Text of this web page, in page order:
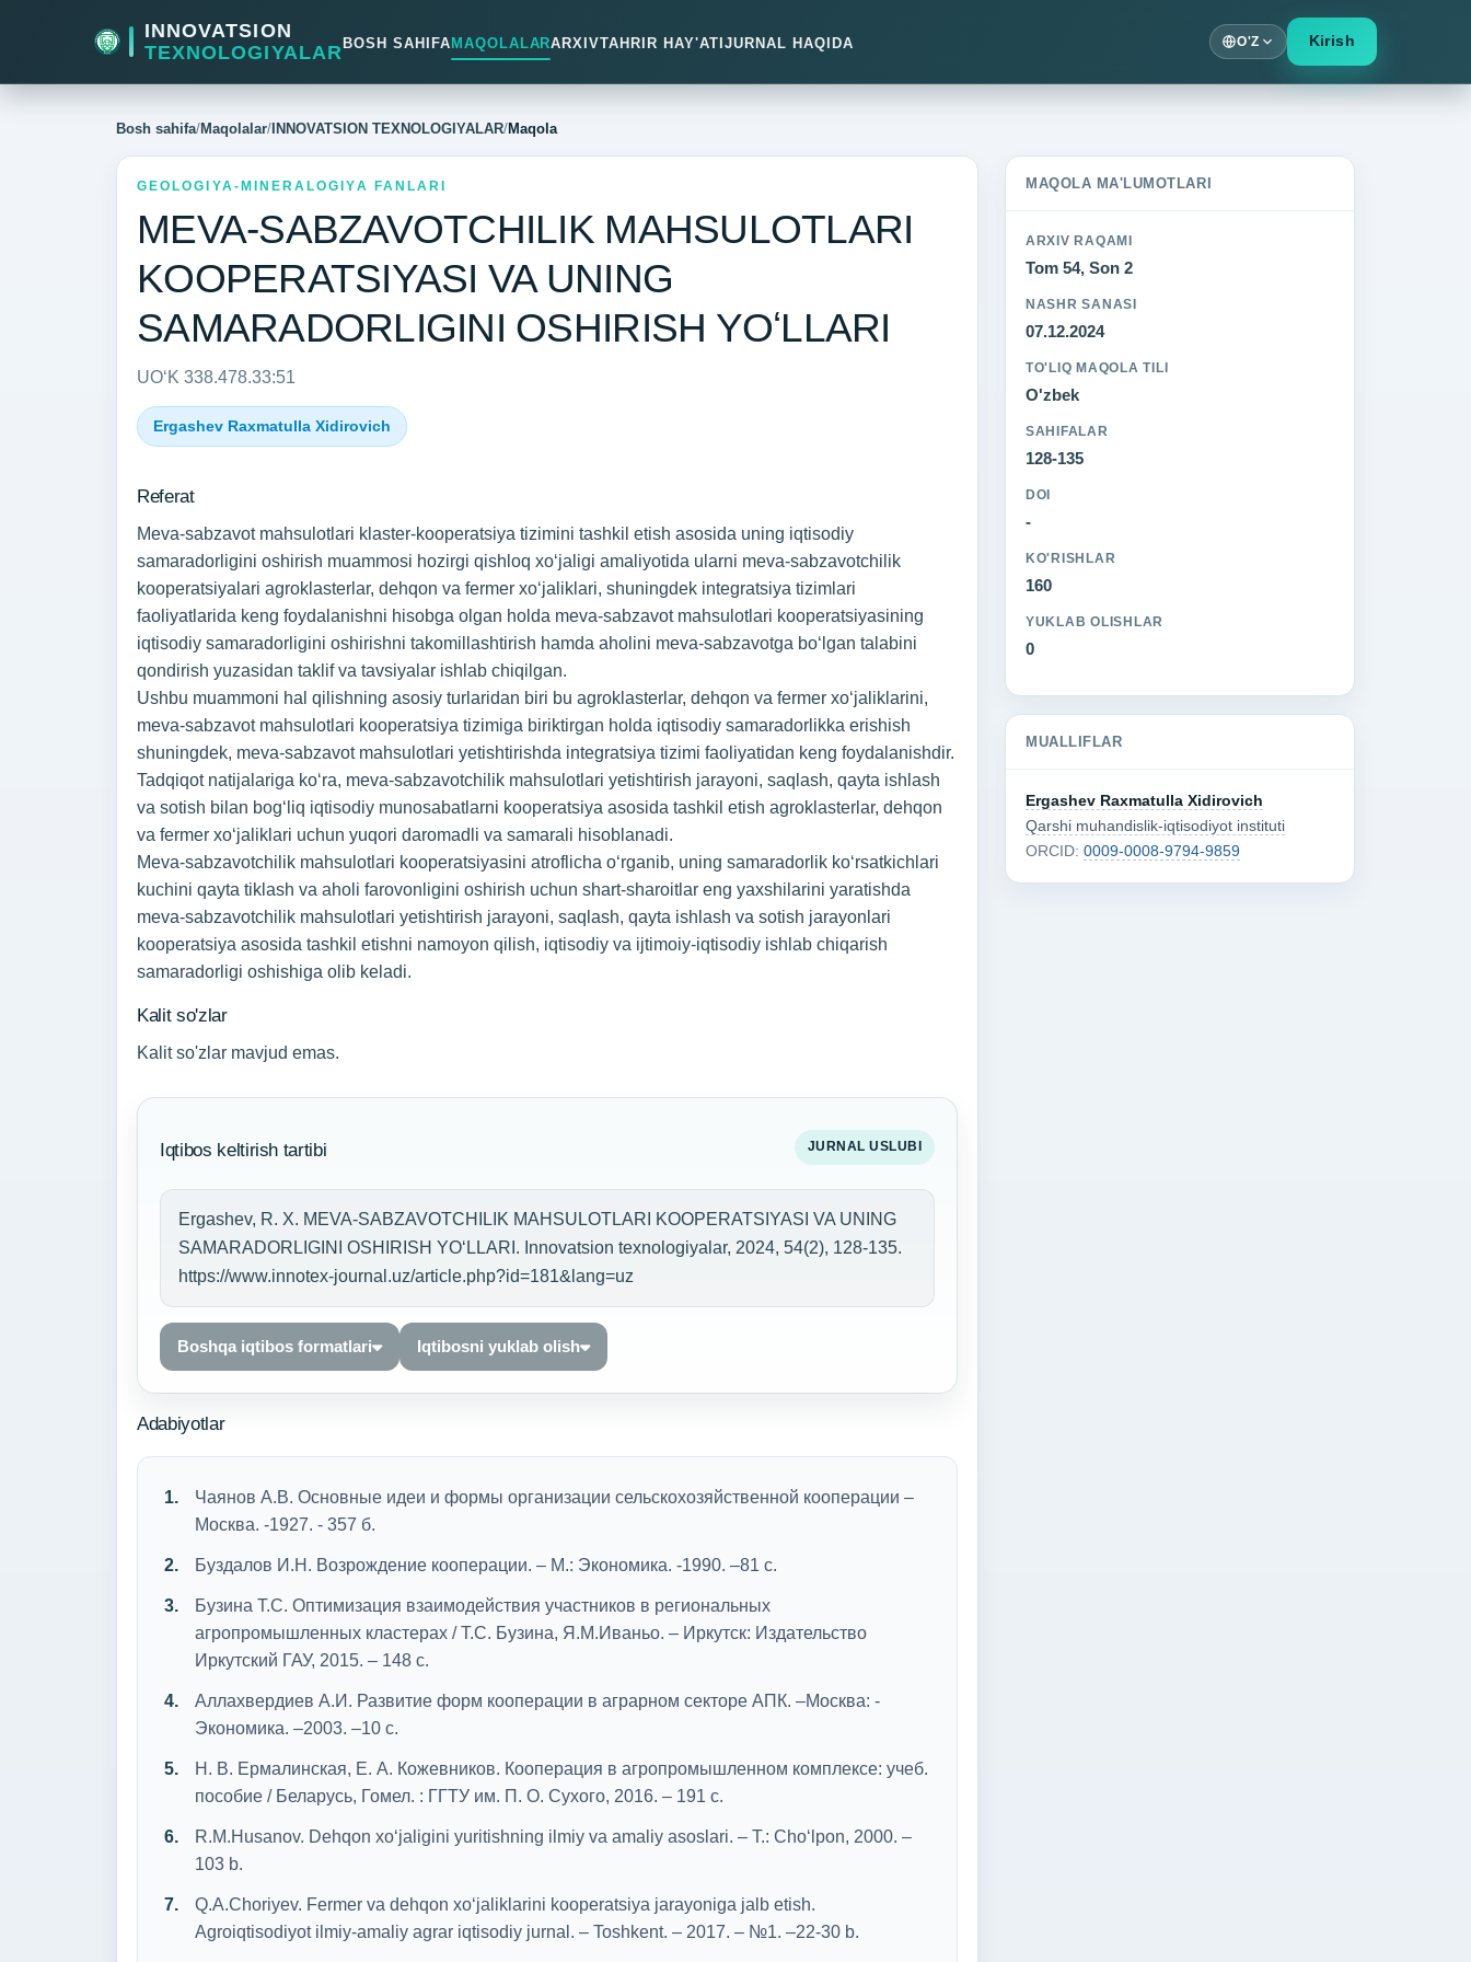
INNOVATSION
TEXNOLOGIYALARBOSH SAHIFAMAQOLALARARXIVTAHRIR HAY'ATIJURNAL HAQIDA O'Z Kirish
Bosh sahifa/Maqolalar/ INNOVATSION TEXNOLOGIYALAR/Maqola
GEOLOGIYA-MINERALOGIYA FANLARI
MEVA-SABZAVOTCHILIK MAHSULOTLARI
KOOPERATSIYASI VA UNING
SAMARADORLIGINI OSHIRISH YOʻLLARI
UO‘K 338.478.33:51
Ergashev Raxmatulla Xidirovich
Referat
Meva-sabzavot mahsulotlari klaster-kooperatsiya tizimini tashkil etish asosida uning iqtisodiy
samaradorligini oshirish muammosi hozirgi qishloq xoʻjaligi amaliyotida ularni meva-sabzavotchilik
kooperatsiyalari agroklasterlar, dehqon va fermer xoʻjaliklari, shuningdek integratsiya tizimlari
faoliyatlarida keng foydalanishni hisobga olgan holda meva-sabzavot mahsulotlari kooperatsiyasining
iqtisodiy samaradorligini oshirishni takomillashtirish hamda aholini meva-sabzavotga boʻlgan talabini
qondirish yuzasidan taklif va tavsiyalar ishlab chiqilgan.
Ushbu muammoni hal qilishning asosiy turlaridan biri bu agroklasterlar, dehqon va fermer xoʻjaliklarini,
meva-sabzavot mahsulotlari kooperatsiya tizimiga biriktirgan holda iqtisodiy samaradorlikka erishish
shuningdek, meva-sabzavot mahsulotlari yetishtirishda integratsiya tizimi faoliyatidan keng foydalanishdir.
Tadqiqot natijalariga koʻra, meva-sabzavotchilik mahsulotlari yetishtirish jarayoni, saqlash, qayta ishlash
va sotish bilan bogʻliq iqtisodiy munosabatlarni kooperatsiya asosida tashkil etish agroklasterlar, dehqon
va fermer xoʻjaliklari uchun yuqori daromadli va samarali hisoblanadi.
Meva-sabzavotchilik mahsulotlari kooperatsiyasini atroflicha oʻrganib, uning samaradorlik koʻrsatkichlari
kuchini qayta tiklash va aholi farovonligini oshirish uchun shart-sharoitlar eng yaxshilarini yaratishda
meva-sabzavotchilik mahsulotlari yetishtirish jarayoni, saqlash, qayta ishlash va sotish jarayonlari
kooperatsiya asosida tashkil etishni namoyon qilish, iqtisodiy va ijtimoiy-iqtisodiy ishlab chiqarish
samaradorligi oshishiga olib keladi.
Kalit so'zlar
Kalit so'zlar mavjud emas.
Iqtibos keltirish tartibi JURNAL USLUBI
Ergashev, R. X. MEVA-SABZAVOTCHILIK MAHSULOTLARI KOOPERATSIYASI VA UNING
SAMARADORLIGINI OSHIRISH YOʻLLARI. Innovatsion texnologiyalar, 2024, 54(2), 128-135.
https://www.innotex-journal.uz/article.php?id=181&lang=uz
Boshqa iqtibos formatlari Iqtibosni yuklab olish
Adabiyotlar
Чаянов А.В. Основные идеи и формы организации сельскохозяйственной кооперации –
Москва. -1927. - 357 б.
Буздалов И.Н. Возрождение кооперации. – М.: Экономика. -1990. –81 c.
Бузина Т.С. Оптимизация взаимодействия участников в региональных
агропромышленных кластерах / Т.С. Бузина, Я.М.Иваньо. – Иркутск: Издательство
Иркутский ГАУ, 2015. – 148 с.
Аллахвердиев А.И. Развитие форм кооперации в аграрном секторе АПК. –Москва: -
Экономика. –2003. –10 с.
Н. В. Ермалинская, Е. А. Кожевников. Кооперация в агропромышленном комплексе: учеб.
пособие / Беларусь, Гомел. : ГГТУ им. П. О. Сухого, 2016. – 191 с.
R.M.Husanov. Dehqon xo‘jaligini yuritishning ilmiy va amaliy asoslari. – T.: Cho‘lpon, 2000. –
103 b.
Q.A.Choriyev. Fermer va dehqon xo‘jaliklarini kooperatsiya jarayoniga jalb etish.
Agroiqtisodiyot ilmiy-amaliy agrar iqtisodiy jurnal. – Toshkent. – 2017. – №1. –22-30 b.
MAQOLA MA'LUMOTLARI
ARXIV RAQAMI
Tom 54, Son 2
NASHR SANASI
07.12.2024
TO'LIQ MAQOLA TILI
O'zbek
SAHIFALAR
128-135
DOI
-
KO'RISHLAR
160
YUKLAB OLISHLAR
0
MUALLIFLAR
Ergashev Raxmatulla Xidirovich
Qarshi muhandislik-iqtisodiyot instituti
ORCID: 0009-0008-9794-9859